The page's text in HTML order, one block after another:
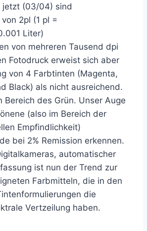
jetzt (03/04) sind
2pl (1 pl =
Liter)
von mehreren Tausend dpi
Fotodruck erweist sich aber
von 4 Farbtinten (Magenta,
Black) als nicht ausreichend.
Bereich des Grün. Unser Auge
(also im Bereich der
Empfindlichkeit)
bei 2% Remission erkennen.
automatischer
ist nun der Trend zur
Farbmitteln, die in den
die
Vertzeilung haben.